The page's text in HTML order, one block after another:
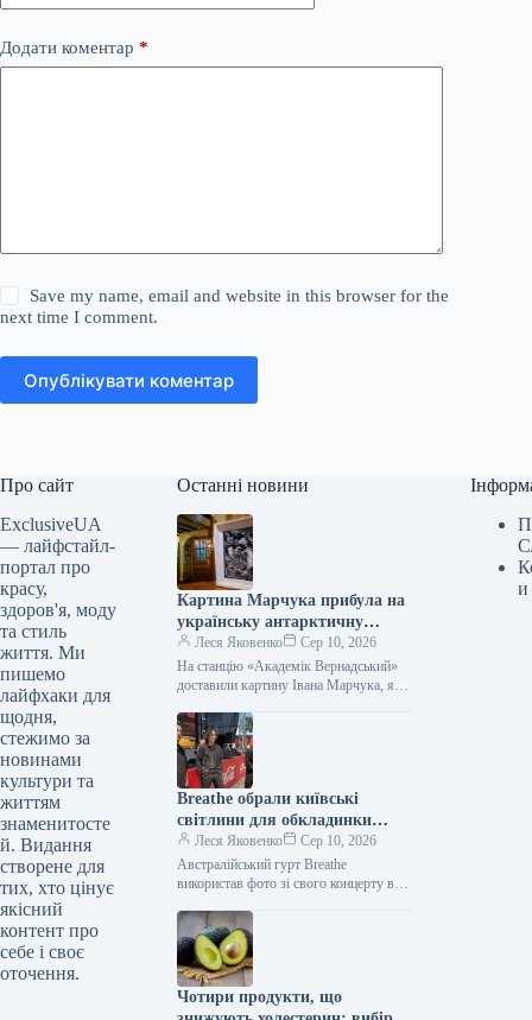
Додати коментар *
Save my name, email and website in this browser for the
next time I comment.
Опублікувати коментар
Про сайт
ExclusiveUA
— лайфстайл-
портал про
красу,
здоров'я, моду
та стиль
життя. Ми
пишемо
лайфхаки для
щодня,
стежимо за
новинами
культури та
життям
знаменитосте
й. Видання
створене для
тих, хто цінує
якісний
контент про
себе і своє
оточення.
Останні новини
Картина Марчука прибула на
українську антарктичну
станцію
Леся Яковенко
Сер 10, 2026
На станцію «Академік Вернадський»
доставили картину Івана Марчука, яку
полярникам На антарктичну станцію
«Академік Вернадський» доставили
роботу…
Breathe обрали київські
світлини для обкладинки
альбому
Леся Яковенко
Сер 10, 2026
Австралійський гурт Breathe
використав фото зі свого концерту в
альбому. Про це артисти повідомили
у…
Чотири продукти, що
и